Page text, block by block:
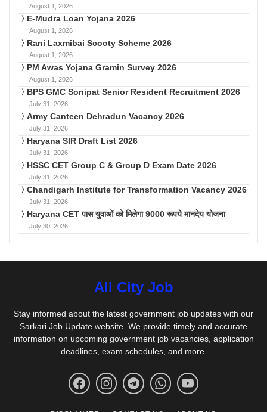
August 1, 2026
E-Mudra Loan Yojana 2026
August 1, 2026
Rani Laxmibai Scooty Scheme 2026
August 1, 2026
PM Awas Yojana Gramin Survey 2026
August 1, 2026
BPS GMC Sonipat Senior Resident Recruitment 2026
July 31, 2026
Army Canteen Dehradun Vacancy 2026
July 31, 2026
Haryana SIR Draft List 2026
July 31, 2026
HSSC CET Group C & Group D Exam Date 2026
July 31, 2026
Chandigarh Institute for Transformation Vacancy 2026
July 31, 2026
Haryana CET पास युवाओं को मिलेगा 9000 रूपये मानदेय योजना
July 30, 2026
All City Job
Stay informed about the latest government job updates with our
Sarkari Job Update website. We provide timely and accurate
information on upcoming government job vacancies, application
deadlines, exam schedules, and more.